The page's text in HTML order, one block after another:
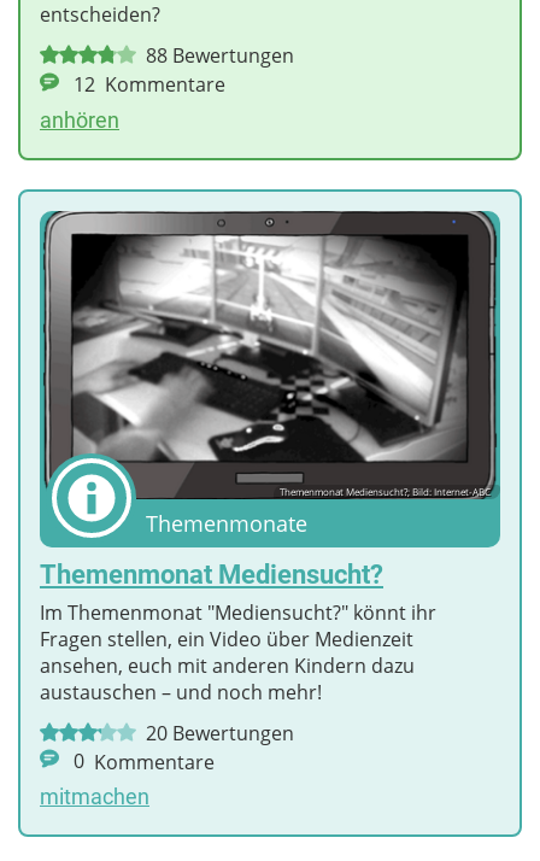
entscheiden?
88 Bewertungen
12 Kommentare
anhören
Themenmonat Mediensucht?; Bild: Internet-ABC
Themenmonate
Themenmonat Mediensucht?
Im Themenmonat "Mediensucht?" könnt ihr
Fragen stellen, ein Video über Medienzeit
ansehen, euch mit anderen Kindern dazu
austauschen – und noch mehr!
20 Bewertungen
0 Kommentare
mitmachen